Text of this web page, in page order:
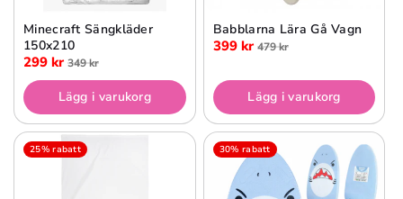
Minecraft Sängkläder
150x210
299 kr 349 kr
Lägg i varukorg
Babblarna Lära Gå Vagn
399 kr 479 kr
Lägg i varukorg
25% rabatt 30% rabatt